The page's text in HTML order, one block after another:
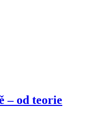
–⁠ od teorie